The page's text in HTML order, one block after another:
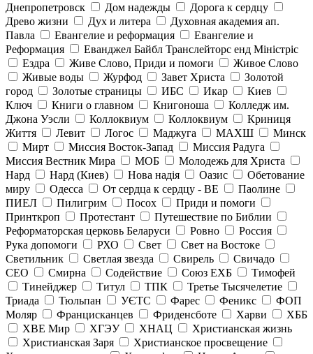
Днепропетровск
Дом надежды
Дорога к сердцу
Древо жизни
Дух и литера
Духовная академия ап.
Павла
Евангелие и реформация
Евангелие и
Реформация
Еванджел Байбл Транслейторс енд Міністріс
Ездра
Живе Слово, Приди и помоги
Живое Слово
Живые воды
Журфод Завет Христа
Золотой
город
Золотые страницы ИБС Икар
Киев
Ключ
Книги о главном Книгоноша
Колледж им.
Джона Уэсли
Коллоквиум Коллоквиум
Криниця
Життя
Левит Логос Маджуга МАХШ
Минск
Мирт
Миссия Восток-Запад
Миссия Радуга
Миссия Вестник Мира
МОБ
Молодежь для Христа
Нард
Нард (Киев) Нова надія Оазис
Обетование
миру
Одесса От сердца к сердцу - ВЕ
Паолине
ПИЕЛ
Пилигрим Посох
Приди и помоги
Принткроп
Протестант
Путешествие по Библии
Реформаторская церковь Беларуси
Ровно
Россия
Рука допомоги
РХО Свет
Свет на Востоке
Светильник
Светлая звезда Свирель
Свичадо
СЕО
Смирна Содействие Союз ЕХБ
Тимофей
Тинейджер
Титул ТПК
Третье Тысячелетие
Триада
Тюльпан УЄТС Фарес Феникс
ФОП
Моляр
Францисканцев Фриденсботе Харви
ХББ
ХВЕ Мир
ХГЭУ ХНАЦ
Христианская жизнь
Христианская Заря
Христианское просвещение